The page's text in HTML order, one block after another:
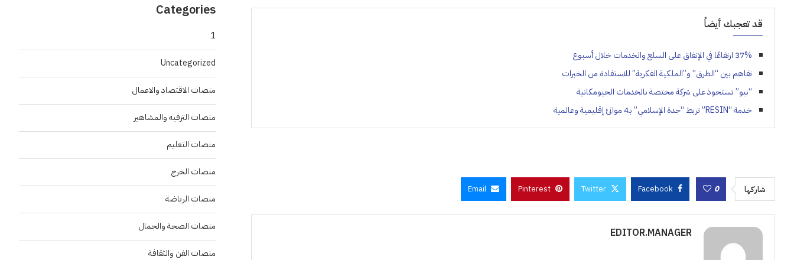
قد تعجبك أيضاً
37% ارتفاعًا في الإنفاق على السلع والخدمات خلال أسبوع
تفاهم بين “الطرق” و”الملكية الفكرية” للاستفادة من الخبرات
“نيو” تستحوذ على شركة مختصة بالخدمات الجيومكانية
خدمة “RESIN” تربط “جدة الإسلامي” بـ4 موانئ إقليمية وعالمية
شاركها 0
Facebook
Twitter
Pinterest
Email
EDITOR.MANAGER
Categories
1
Uncategorized
منصات الاقتصاد والاعمال
منصات الترفيه والمشاهير
منصات التعليم
منصات الخرج
منصات الرياضة
منصات الصحة والجمال
منصات الفن والثقافة